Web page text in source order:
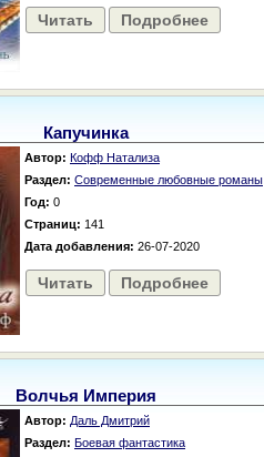
Читать Подробнее
Капучинка
Автор: Кофф Натализа
Раздел: Современные любовные романы
Год: 0
Страниц: 141
Дата добавления: 26-07-2020
Читать Подробнее
Волчья Империя
Автор: Даль Дмитрий
Раздел: Боевая фантастика